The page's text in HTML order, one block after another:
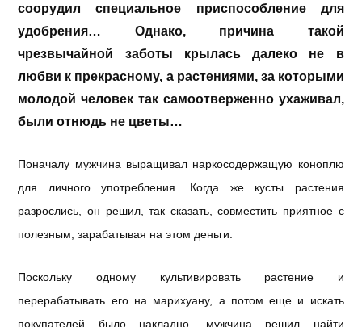
соорудил
специальное приспособлениедля
удобрения…
Однако, причина
такой
чрезвычайной
заботы крылась далеко не в
любви к прекрасному, а растениями, за которыми
молодой человек так самоотверженно ухаживал,
были отнюдь не цветы…
Поначалу мужчина выращивал наркосодержащую коноплю
для личного употребления. Когда же кусты растения
разрослись, он решил, так сказать, совместить приятное с
полезным, зарабатывая на этом деньги.
Поскольку одному культивировать растение и
перерабатывать его на марихуану, а потом еще и искать
покупателей было накладно, мужчина решил найти